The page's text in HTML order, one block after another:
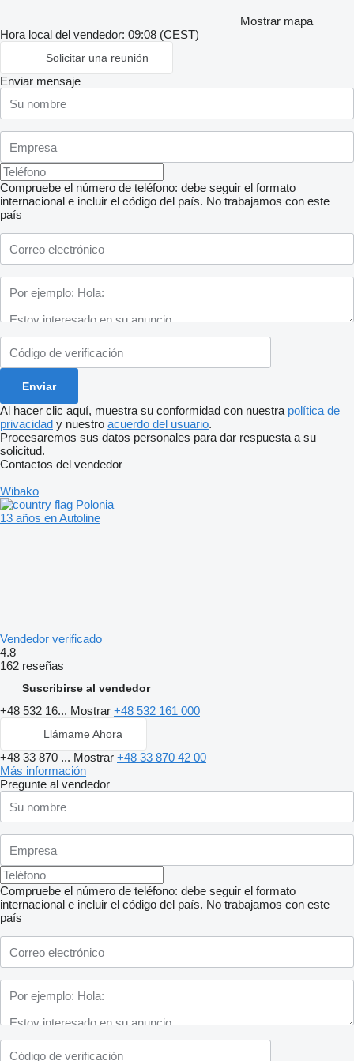
Mostrar mapa
Hora local del vendedor: 09:08 (CEST)
Solicitar una reunión
Enviar mensaje
Compruebe el número de teléfono: debe seguir el formato
internacional e incluir el código del país. No trabajamos con este
país
Al hacer clic aquí, muestra su conformidad con nuestra política de
privacidad y nuestro acuerdo del usuario.
Procesaremos sus datos personales para dar respuesta a su
solicitud.
Contactos del vendedor
Wibako
Polonia
13 años en Autoline
Vendedor verificado
4.8
162 reseñas
Suscribirse al vendedor
+48 532 16... Mostrar +48 532 161 000
Llámame Ahora
+48 33 870 ... Mostrar +48 33 870 42 00
Más información
Pregunte al vendedor
Compruebe el número de teléfono: debe seguir el formato
internacional e incluir el código del país. No trabajamos con este
país